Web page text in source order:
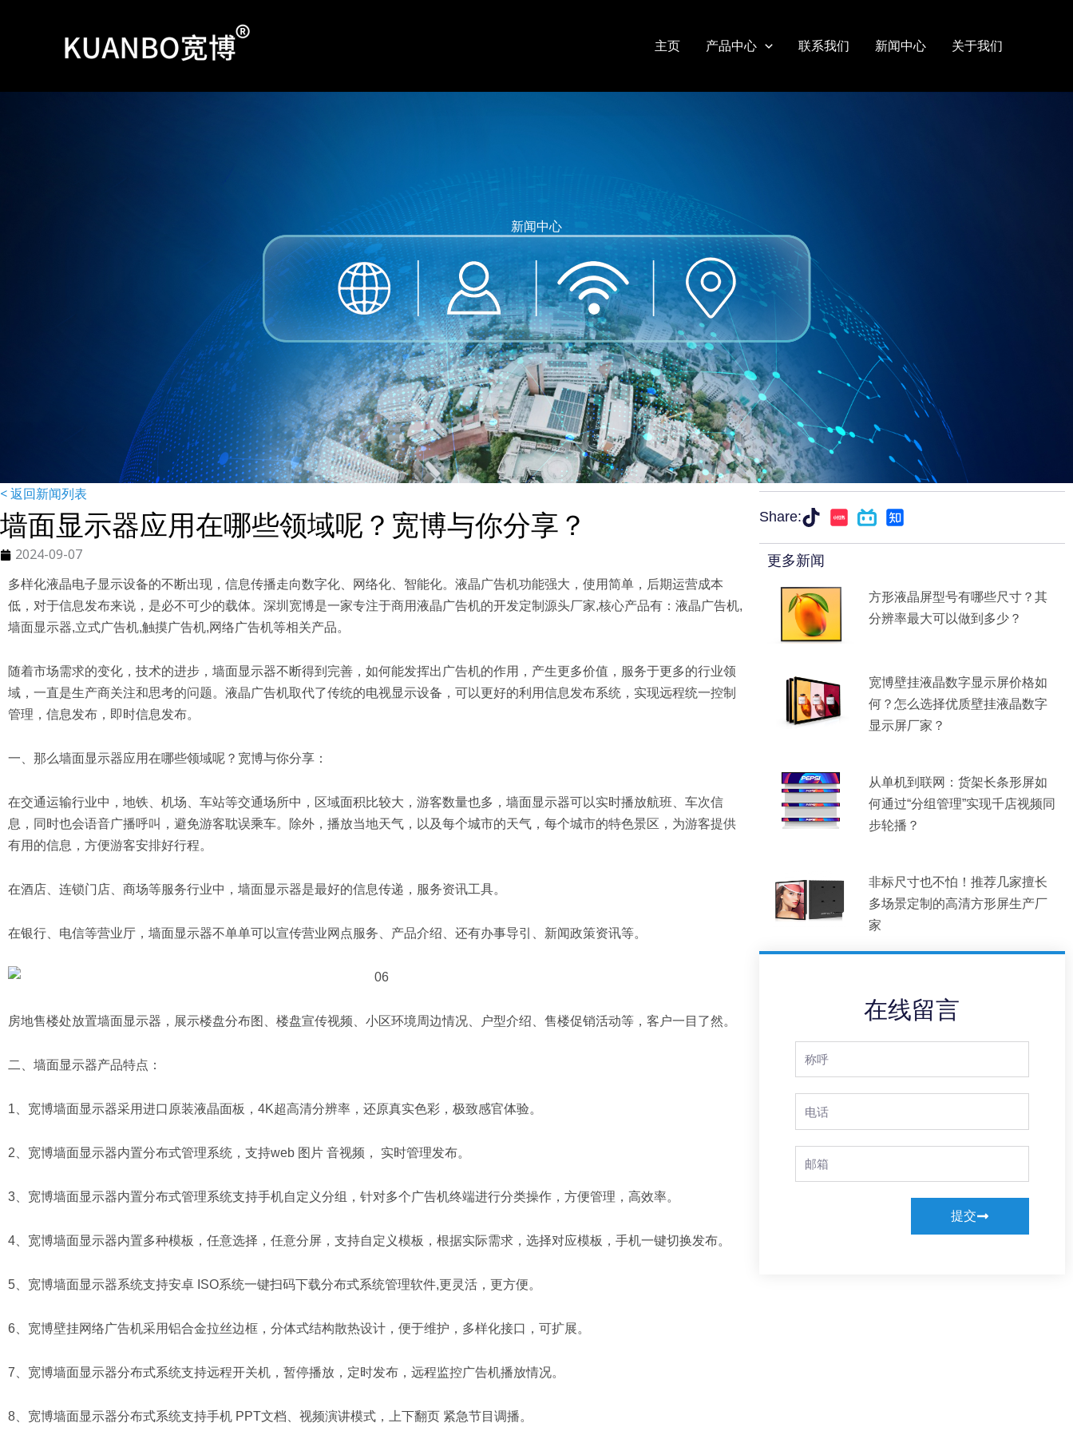
主页 产品中心 联系我们 新闻中心 关于我们
新闻中心
< 返回新闻列表
墙面显示器应用在哪些领域呢？宽博与你分享？
2024-09-07
多样化液晶电子显示设备的不断出现，信息传播走向数字化、网络化、智能化。液晶广告机功能强大，使用简单，后期运营成本
低，对于信息发布来说，是必不可少的载体。深圳宽博是一家专注于商用液晶广告机的开发定制源头厂家,核心产品有：液晶广告机,
墙面显示器,立式广告机,触摸广告机,网络广告机等相关产品。
随着市场需求的变化，技术的进步，墙面显示器不断得到完善，如何能发挥出广告机的作用，产生更多价值，服务于更多的行业领
域，一直是生产商关注和思考的问题。液晶广告机取代了传统的电视显示设备，可以更好的利用信息发布系统，实现远程统一控制
管理，信息发布，即时信息发布。
一、那么墙面显示器应用在哪些领域呢？宽博与你分享：
在交通运输行业中，地铁、机场、车站等交通场所中，区域面积比较大，游客数量也多，墙面显示器可以实时播放航班、车次信
息，同时也会语音广播呼叫，避免游客耽误乘车。除外，播放当地天气，以及每个城市的天气，每个城市的特色景区，为游客提供
有用的信息，方便游客安排好行程。
在酒店、连锁门店、商场等服务行业中，墙面显示器是最好的信息传递，服务资讯工具。
在银行、电信等营业厅，墙面显示器不单单可以宣传营业网点服务、产品介绍、还有办事导引、新闻政策资讯等。
房地售楼处放置墙面显示器，展示楼盘分布图、楼盘宣传视频、小区环境周边情况、户型介绍、售楼促销活动等，客户一目了然。
二、墙面显示器产品特点：
1、宽博墙面显示器采用进口原装液晶面板，4K超高清分辨率，还原真实色彩，极致感官体验。
2、宽博墙面显示器内置分布式管理系统，支持web 图片 音视频， 实时管理发布。
3、宽博墙面显示器内置分布式管理系统支持手机自定义分组，针对多个广告机终端进行分类操作，方便管理，高效率。
4、宽博墙面显示器内置多种模板，任意选择，任意分屏，支持自定义模板，根据实际需求，选择对应模板，手机一键切换发布。
5、宽博墙面显示器系统支持安卓 ISO系统一键扫码下载分布式系统管理软件,更灵活，更方便。
6、宽博壁挂网络广告机采用铝合金拉丝边框，分体式结构散热设计，便于维护，多样化接口，可扩展。
7、宽博墙面显示器分布式系统支持远程开关机，暂停播放，定时发布，远程监控广告机播放情况。
8、宽博墙面显示器分布式系统支持手机 PPT文档、视频演讲模式，上下翻页 紧急节目调播。
Share:
更多新闻
方形液晶屏型号有哪些尺寸？其
分辨率最大可以做到多少？
宽博壁挂液晶数字显示屏价格如
何？怎么选择优质壁挂液晶数字
显示屏厂家？
从单机到联网：货架长条形屏如
何通过“分组管理”实现千店视频同
步轮播？
非标尺寸也不怕！推荐几家擅长
多场景定制的高清方形屏生产厂
家
在线留言
Full
Name
Phone
Email
提交